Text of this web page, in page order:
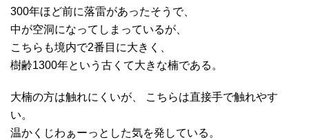
300年ほど前に落雷があったそうで、
中が空洞になってしまっているが、
こちらも境内で2番目に大きく、
樹齢1300年という古くて大きな楠である。
大楠の方は触れにくいが、 こちらは直接手で触れやす
い。
温かくじわぁーっとした気を発している。